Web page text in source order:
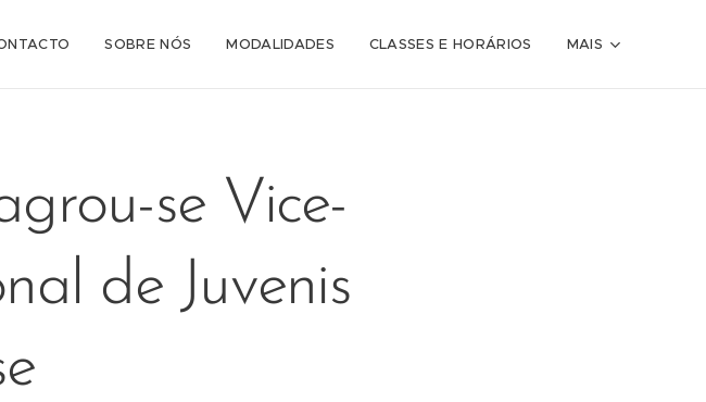
SOBRE NÓS MODALIDADES CLASSES E HORÁRIOS MAIS
se Vice-
de Juvenis